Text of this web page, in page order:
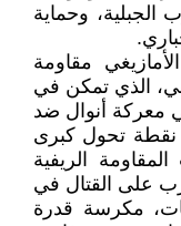
وحماية
مقاومة
الذي تمكن في
في معركة أنوال ضد
نقطة تحول كبرى
الريفية
مدرب على القتال في
مكرسة قدرة